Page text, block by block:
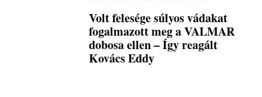
Volt felesége súlyos vádakat
fogalmazott meg a VALMAR
dobosa ellen – Így reagált
Kovács Eddy